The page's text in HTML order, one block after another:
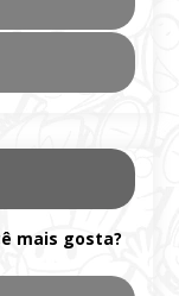
mais gosta?